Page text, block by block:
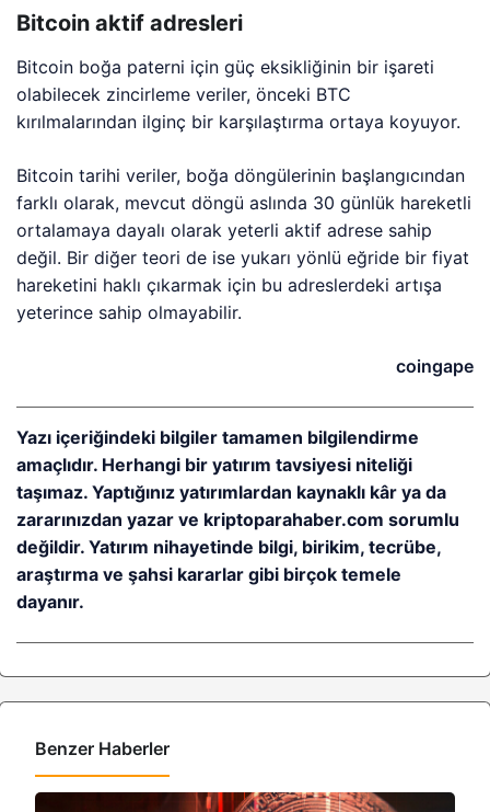
Bitcoin aktif adresleri
Bitcoin boğa paterni için güç eksikliğinin bir işareti
olabilecek zincirleme veriler, önceki BTC
kırılmalarından ilginç bir karşılaştırma ortaya koyuyor.
Bitcoin tarihi veriler, boğa döngülerinin başlangıcından
farklı olarak, mevcut döngü aslında 30 günlük hareketli
ortalamaya dayalı olarak yeterli aktif adrese sahip
değil. Bir diğer teori de ise yukarı yönlü eğride bir fiyat
hareketini haklı çıkarmak için bu adreslerdeki artışa
yeterince sahip olmayabilir.
coingape
Yazı içeriğindeki bilgiler tamamen bilgilendirme
amaçlıdır. Herhangi bir yatırım tavsiyesi niteliği
taşımaz. Yaptığınız yatırımlardan kaynaklı kâr ya da
zararınızdan yazar ve kriptoparahaber.com sorumlu
değildir. Yatırım nihayetinde bilgi, birikim, tecrübe,
araştırma ve şahsi kararlar gibi birçok temele
dayanır.
Benzer Haberler